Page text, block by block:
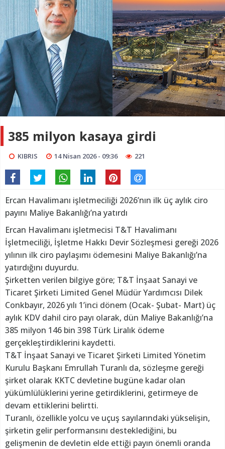
385 milyon kasaya girdi
KIBRIS 14 Nisan 2026 - 09:36 221
Ercan Havalimanı işletmeciliği 2026’nın ilk üç aylık ciro
payını Maliye Bakanlığı’na yatırdı
Ercan Havalimanı işletmecisi T&T Havalimanı
İşletmeciliği, İşletme Hakkı Devir Sözleşmesi gereği 2026
yılının ilk ciro paylaşımı ödemesini Maliye Bakanlığı’na
yatırdığını duyurdu.
Şirketten verilen bilgiye göre; T&T İnşaat Sanayi ve
Ticaret Şirketi Limited Genel Müdür Yardımcısı Dilek
Conkbayır, 2026 yılı 1’inci dönem (Ocak- Şubat- Mart) üç
aylık KDV dahil ciro payı olarak, dün Maliye Bakanlığı’na
385 milyon 146 bin 398 Türk Liralık ödeme
gerçekleştirdiklerini kaydetti.
T&T İnşaat Sanayi ve Ticaret Şirketi Limited Yönetim
Kurulu Başkanı Emrullah Turanlı da, sözleşme gereği
şirket olarak KKTC devletine bugüne kadar olan
yükümlülüklerini yerine getirdiklerini, getirmeye de
devam ettiklerini belirtti.
Turanlı, özellikle yolcu ve uçuş sayılarındaki yükselişin,
şirketin gelir performansını desteklediğini, bu
gelişmenin de devletin elde ettiği payın önemli oranda